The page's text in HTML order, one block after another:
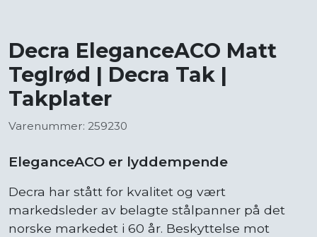
Decra EleganceACO Matt
Teglrød | Decra Tak |
Takplater
Varenummer: 259230
EleganceACO er lyddempende
Decra har stått for kvalitet og vært
markedsleder av belagte stålpanner på det
norske markedet i 60 år. Beskyttelse mot